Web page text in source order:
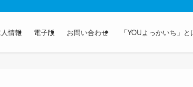
情報 電子版 お問い合わせ 「YOUよっかいち」と